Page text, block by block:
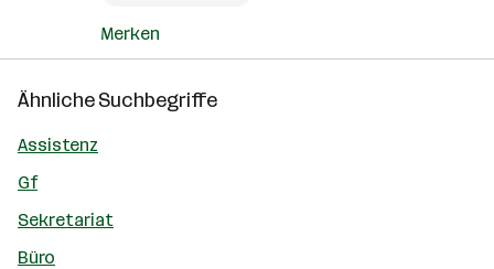
Merken
Ähnliche Suchbegriffe
Assistenz
Gf
Sekretariat
Büro